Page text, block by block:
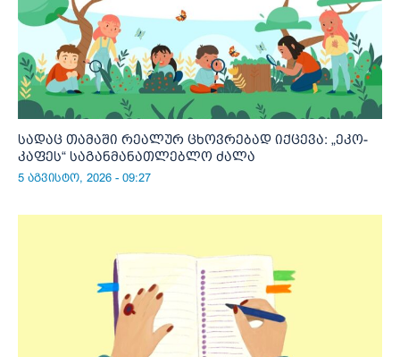
სადაც თამაში რეალურ ცხოვრებად იქცევა: „ეკო-
კაფეს“ საგანმანათლებლო ძალა
5 აგვისტო, 2026 - 09:27